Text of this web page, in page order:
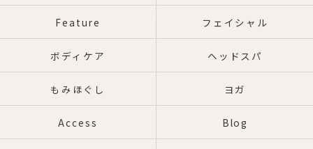
Feature フェイシャル
ボディケア ヘッドスパ
もみほぐし ヨガ
Access Blog